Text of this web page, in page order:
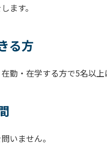
ます。
る方
勤・在学する方で5名以
いません。